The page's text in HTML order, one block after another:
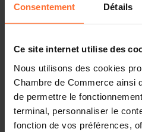
Consentement Détails
Ce site internet utilise des
Nous utilisons des cookies
Chambre de Commerce ainsi
de permettre le
terminal, personnaliser le
fonction de vos préférences,
business leaders and
Where?Grand Palais
Free entrance tickets are
served basis. Travel and
organised and paid by the